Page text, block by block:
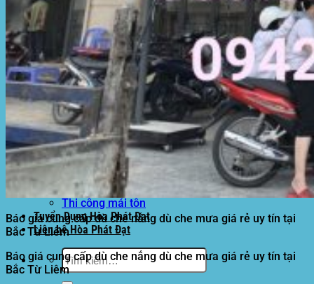
Dự Án Hòa Phát Đạt
Lưới che nắng
Màng phủ nông nghiệp
Bạt Kéo Quán Cafe
Bạt Kéo Sân Trường
Thi Công Mái Xếp Hà Nội
Thi Công Mái Xếp TPHCM
Thi Công Mái Xếp Bình Dương
Thi Công Mái Xếp Biên Hòa
Tin tức
Hoạt động
May bạt mái che
Thi công bạt lót lồ
Thay bạt áo dù
Thay bạt mái che
Thi công mái tôn
Tuyển Dụng Hòa Phát Đạt
Liên hệ Hòa Phát Đạt
Tìm
kiếm:
Báo giá cung cấp dù che nắng dù che mưa giá rẻ uy tín tại
Bắc Từ Liêm
Báo giá cung cấp dù che nắng dù che mưa giá rẻ uy tín tại
Bắc Từ Liêm